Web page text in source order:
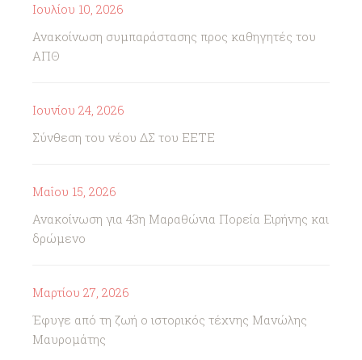
Ιουλίου 10, 2026
Ανακοίνωση συμπαράστασης προς καθηγητές του
ΑΠΘ
Ιουνίου 24, 2026
Σύνθεση του νέου ΔΣ του ΕΕΤΕ
Μαΐου 15, 2026
Ανακοίνωση για 43η Μαραθώνια Πορεία Ειρήνης και
δρώμενο
Μαρτίου 27, 2026
Έφυγε από τη ζωή ο ιστορικός τέχνης Μανώλης
Μαυρομάτης